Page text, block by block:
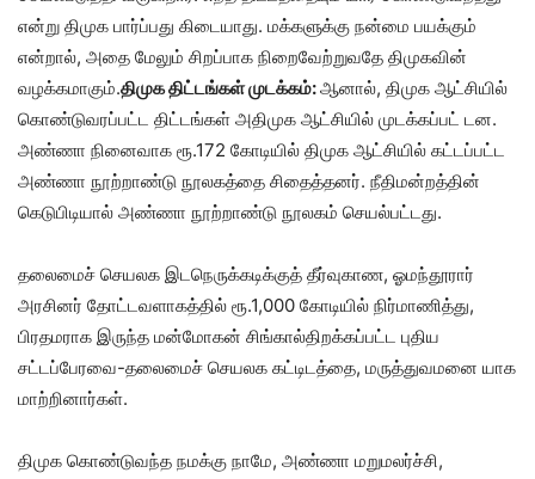
என்று திமுக பார்ப்பது கிடையாது. மக்களுக்கு நன்மை பயக்கும்
என்றால், அதை மேலும் சிறப்பாக நிறைவேற்றுவதே திமுகவின்
வழக்கமாகும்.திமுக திட்டங்கள் முடக்கம்:ஆனால், திமுக ஆட்சியில்
கொண்டுவரப்பட்ட திட்டங்கள் அதிமுக ஆட்சியில் முடக்கப்பட் டன.
அண்ணா நினைவாக ரூ.172 கோடியில் திமுக ஆட்சியில் கட்டப்பட்ட
அண்ணா நூற்றாண்டு நூலகத்தை சிதைத்தனர். நீதிமன்றத்தின்
கெடுபிடியால் அண்ணா நூற்றாண்டு நூலகம் செயல்பட்டது.
தலைமைச் செயலக இடநெருக்கடிக்குத் தீர்வுகாண, ஓமந்தூரார்
அரசினர் தோட்டவளாகத்தில் ரூ.1,000 கோடியில் நிர்மாணித்து,
பிரதமராக இருந்த மன்மோகன் சிங்கால்திறக்கப்பட்ட புதிய
சட்டப்பேரவை-தலைமைச் செயலக கட்டிடத்தை, மருத்துவமனை யாக
மாற்றினார்கள்.
திமுக கொண்டுவந்த நமக்கு நாமே, அண்ணா மறுமலர்ச்சி,